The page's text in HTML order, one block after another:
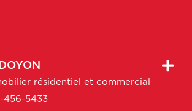
DOYON
résidentiel et commercial
456-5433